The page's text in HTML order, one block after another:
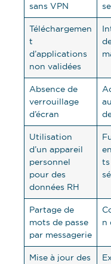
sans VPN
Téléchargemen
t
d’applications
non validées
Absence de
verrouillage
d’écran
Utilisation
d’un appareil
personnel
pour des
données RH
Partage de
mots de passe
par messagerie
n
Mise à jour des